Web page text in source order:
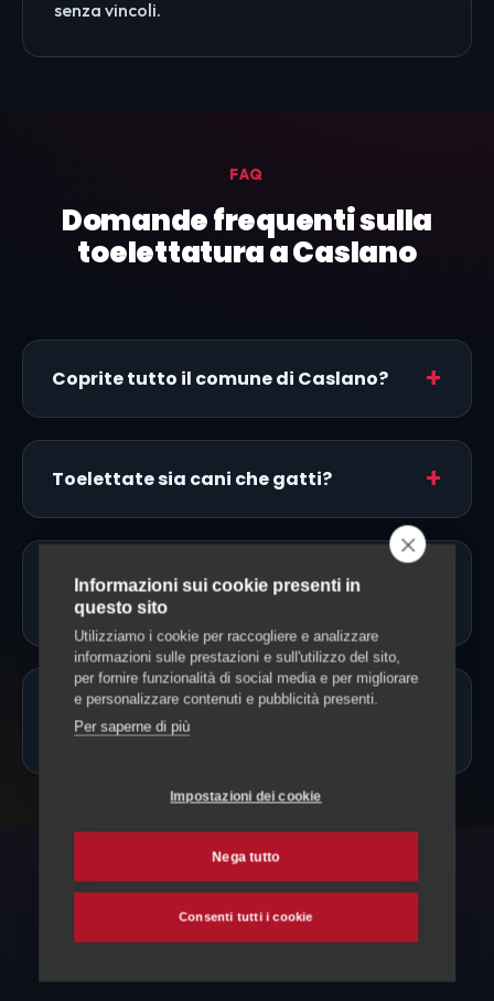
senza vincoli.
FAQ
Domande frequenti sulla
toelettatura a Caslano
Coprite tutto il comune di Caslano?
Toelettate sia cani che gatti?
Fate toelettatura a domicilio a
Caslano?
Quanto costa la toelettatura a
Caslano?
ESPLORA ANCHE
Toelettatura e altri servizi
Informazioni sui cookie presenti in
questo sito
Utilizziamo i cookie per raccogliere e analizzare
informazioni sulle prestazioni e sull'utilizzo del sito,
per fornire funzionalità di social media e per migliorare
e personalizzare contenuti e pubblicità presenti.
Per saperne di più
Impostazioni dei cookie
Nega tutto
Consenti tutti i cookie